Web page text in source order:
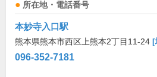
所在地・電話番号
本妙寺入口駅
熊本県熊本市西区上熊本2丁目11-24 [
096-352-7181